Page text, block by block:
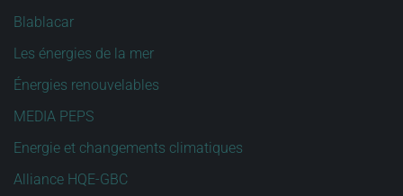
Blablacar
Les énergies de la mer
Énergies renouvelables
MEDIA PEPS
Energie et changements climatiques
Alliance HQE-GBC